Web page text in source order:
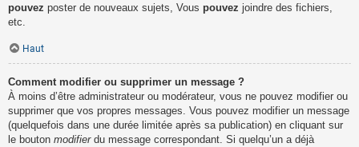
pouvez poster de nouveaux sujets, Vous pouvez joindre des fichiers,
etc.
Haut
Comment modifier ou supprimer un message ?
À moins d’être administrateur ou modérateur, vous ne pouvez modifier ou
supprimer que vos propres messages. Vous pouvez modifier un message
(quelquefois dans une durée limitée après sa publication) en cliquant sur
le bouton modifierdu message correspondant. Si quelqu’un a déjà